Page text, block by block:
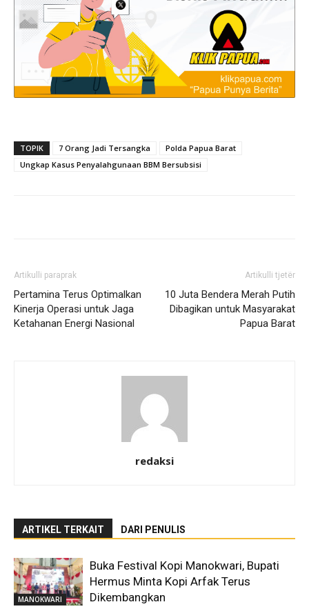
TOPIK 7 Orang Jadi Tersangka
Polda Papua Barat
Ungkap Kasus Penyalahgunaan BBM Bersubsisi
Artikulli paraprak
Pertamina Terus Optimalkan
Kinerja Operasi untuk Jaga
Ketahanan Energi Nasional
Artikulli tjetër
10 Juta Bendera Merah Putih
Dibagikan untuk Masyarakat
Papua Barat
redaksi
ARTIKEL TERKAIT DARI PENULIS
MANOKWARI
Buka Festival Kopi Manokwari, Bupati
Hermus Minta Kopi Arfak Terus
Dikembangkan